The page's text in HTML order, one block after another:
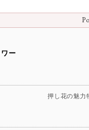
ー
押し花の魅力